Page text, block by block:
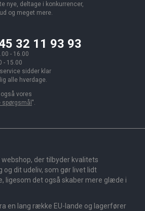
nye, deltage i konkurrencer,
og meget mere.
32 11 93 93
- 16.00
- 15.00
sidder klar
alle hverdage.
vores
".
webshop, der tilbyder kvalitets
og dit udeliv, som gør livet lidt
ligesom det også skaber mere glæde i
en lang række EU-lande og lagerfører